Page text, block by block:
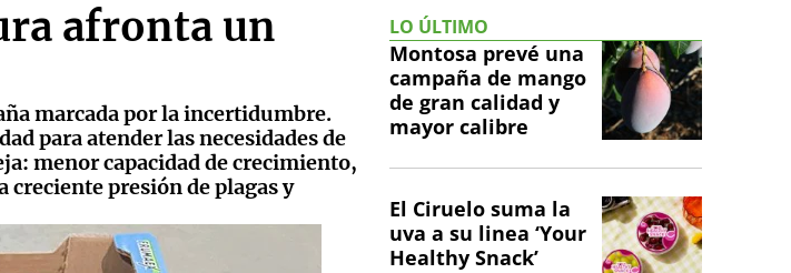
afronta un
marcada por la incertidumbre.
para atender las necesidades de
menor capacidad de crecimiento,
creciente presión de plagas y
LO ÚLTIMO
Montosa prevé una
campaña de mango
de gran calidad y
mayor calibre
El Ciruelo suma la
uva a su linea ‘Your
Healthy Snack’